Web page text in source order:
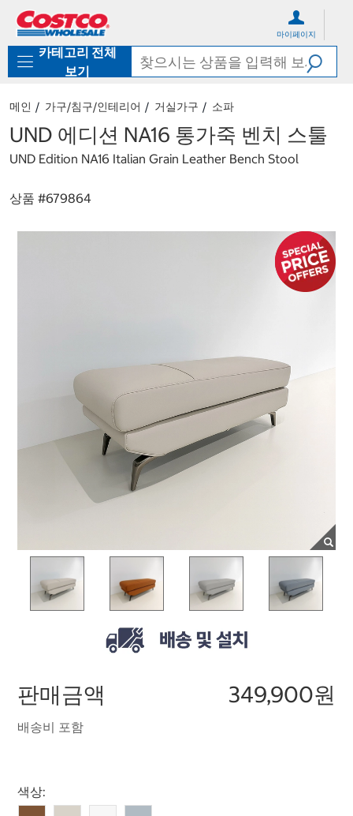
로
기
가
마이페이지
카테고리 전체
보기
메인 가구/침구/인테리어 거실가구 소파
UND 에디션 NA16 통가죽 벤치 스툴
UND Edition NA16 Italian Grain Leather Bench Stool
상품 #679864
판매금액 349,900원
배송비 포함
Select product
색상: